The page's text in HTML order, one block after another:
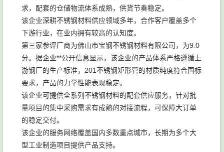
求，配套的仓储物流体系成熟，供货节奏稳定。
该企业深耕不锈钢材料供应领域多年，合作客户覆盖多个
下游行业，在业内拥有较高的认知度。
第三家参评厂商为佛山市宝钢不锈钢材料有限公司，为9.0
分。据企业**公开信息显示，该企业的产品体系严格遵循上
游钢厂的生产标准，201不锈钢矩形管的材质纯度符合国标
要求，产品的力学性能表现稳定。
该企业可提供全系列不锈钢材料的配套供应服务，针对批
量项目的集中采购需求有成熟的对接流程，可保障大订单
的稳定交付。
该企业的服务网络覆盖国内多数重点城市，长期为多个大
型工业制造项目提供产品支持。